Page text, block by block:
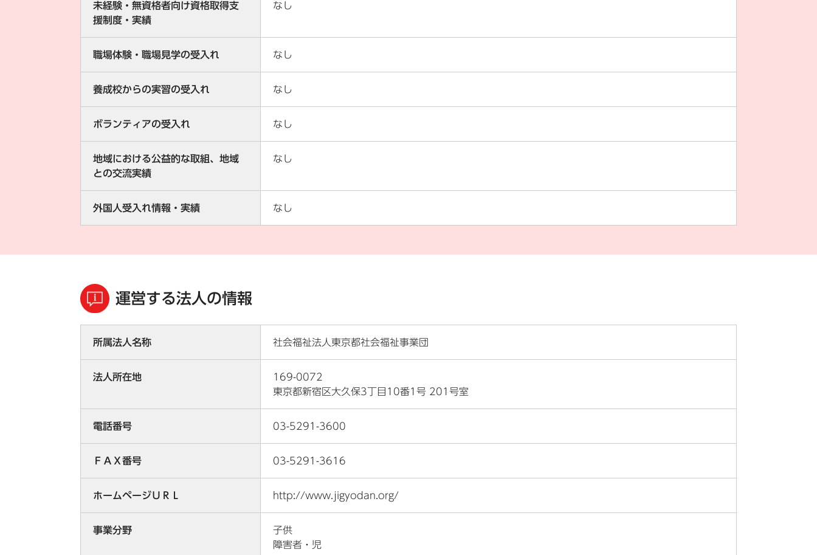
未経験・無資格者向け資格取得支
援制度・実績
なし
職場体験・職場見学の受入れ なし
養成校からの実習の受入れ なし
ボランティアの受入れ なし
地域における公益的な取組、地域
との交流実績
なし
外国人受入れ情報・実績 なし
運営する法人の情報
所属法人名称 社会福祉法人東京都社会福祉事業団
法人所在地
169-0072
東京都新宿区大久保3丁目10番1号 201号室
電話番号 03-5291-3600
ＦＡＸ番号 03-5291-3616
ホームページＵＲＬ http://www.jigyodan.org/
事業分野
子供
障害者・児